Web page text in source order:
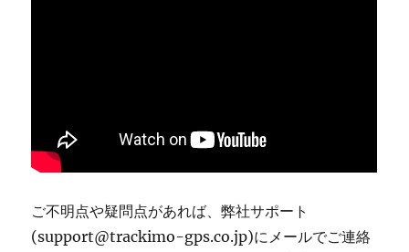
ご不明点や疑問点があれば、弊社サポート
(support@trackimo-gps.co.jp)にメールでご連絡